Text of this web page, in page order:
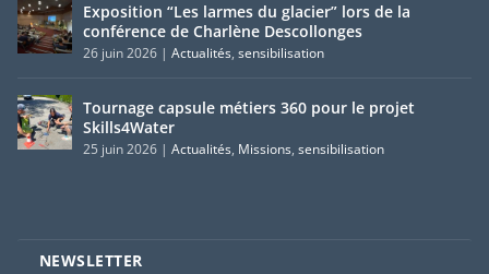
Exposition “Les larmes du glacier” lors de la
conférence de Charlène Descollonges
26 juin 2026| Actualités, sensibilisation
Tournage capsule métiers 360 pour le projet
Skills4Water
25 juin 2026| Actualités, Missions, sensibilisation
NEWSLETTER